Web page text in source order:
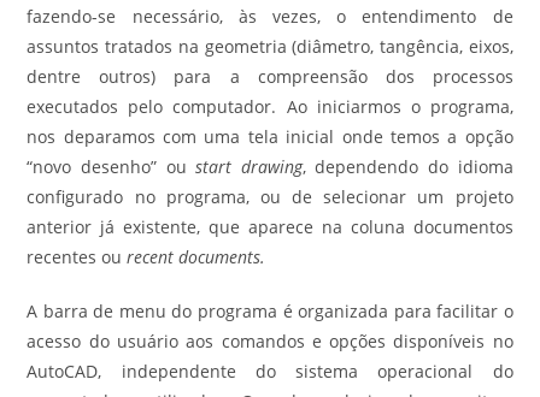
fazendo-se necessário, às vezes, o entendimento de
assuntos tratados na geometria (diâmetro, tangência, eixos,
dentre outros) para a compreensão dos processos
executados pelo computador. Ao iniciarmos o programa,
nos deparamos com uma tela inicial onde temos a opção
“novo desenho” oustart drawing, dependendo do idioma
configurado no programa, ou de selecionar um projeto
anterior já existente, que aparece na coluna documentos
recentes ourecent documents.
A barra de menu do programa é organizada para facilitar o
acesso do usuário aos comandos e opções disponíveis no
AutoCAD, independente do sistema operacional do